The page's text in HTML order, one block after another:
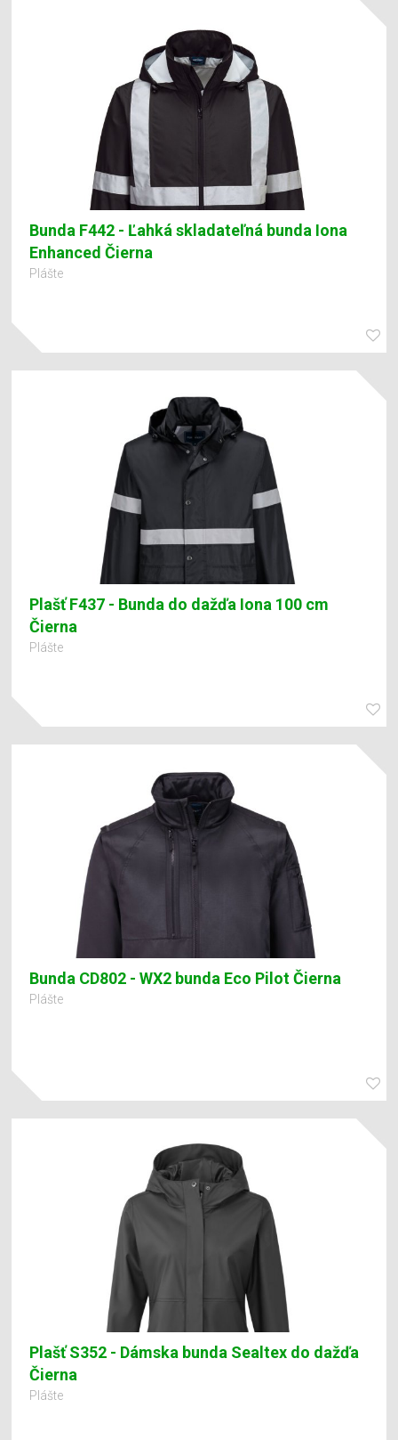
Bunda F442 - Ľahká skladateľná bunda Iona
Enhanced Čierna
Plášte
Plašť F437 - Bunda do dažďa Iona 100 cm
Čierna
Plášte
Bunda CD802 - WX2 bunda Eco Pilot Čierna
Plášte
Plašť S352 - Dámska bunda Sealtex do dažďa
Čierna
Plášte